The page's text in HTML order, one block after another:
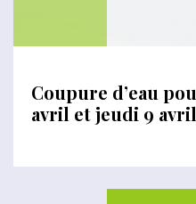
Coupure d’eau
avril et jeudi 9